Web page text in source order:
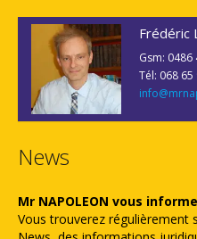
Frédéric
Gsm: 0486
Tél: 068 65
News
Mr NAPOLEON vous
Vous trouverez régulièrement